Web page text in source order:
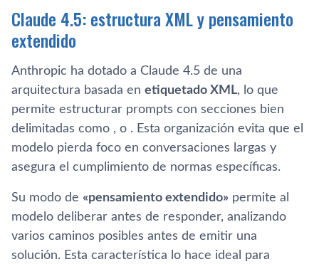
Claude 4.5: estructura XML y pensamiento
extendido
Anthropic ha dotado a Claude 4.5 de una
arquitectura basada en etiquetado XML, lo que
permite estructurar prompts con secciones bien
delimitadas como , o . Esta organización evita que el
modelo pierda foco en conversaciones largas y
asegura el cumplimiento de normas específicas.
Su modo de «pensamiento extendido» permite al
modelo deliberar antes de responder, analizando
varios caminos posibles antes de emitir una
solución. Esta característica lo hace ideal para